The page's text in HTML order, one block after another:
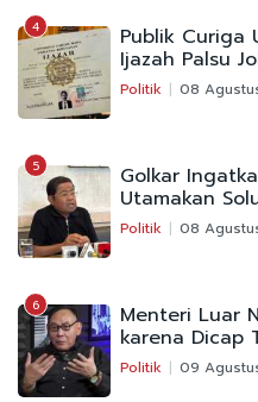
4 Publik Curiga
Ijazah Palsu
Politik 08
5 Golkar
Utamakan
Politik 08
6 Menteri Luar
karena Dicap
Politik 09